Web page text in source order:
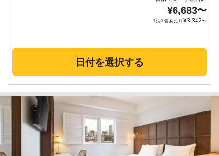
¥6,683〜
1泊1名あたり¥3,342〜
日付を選択する